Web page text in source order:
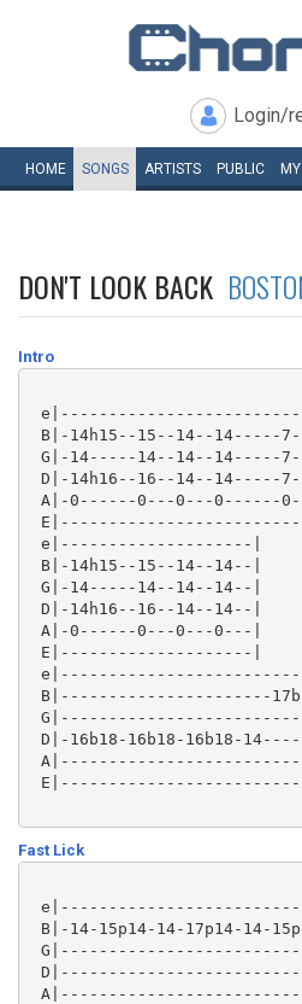
Login/
HOME SONGS ARTISTS PUBLIC MY
DON'T LOOK BACK
Intro
B|-14h15--15--14--14-----
G|-14-----14--14--14-----
D|-14h16--16--14--14-----
A|-0------0---0---0------
e|--------------------|
B|-14h15--15--14--14--|
G|-14-----14--14--14--|
D|-14h16--16--14--14--|
A|-0------0---0---0---|
E|--------------------|
B|----------------------
D|-16b18-16b18-16b18-
Fast Lick
B|-14-15p14-14-17p14-14-